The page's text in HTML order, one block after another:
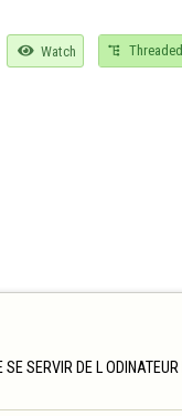
 Watch  Threaded
SERVIR DE L